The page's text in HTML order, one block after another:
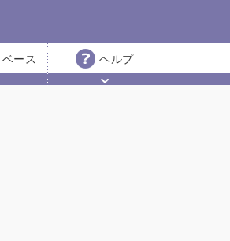
ース ヘルプ